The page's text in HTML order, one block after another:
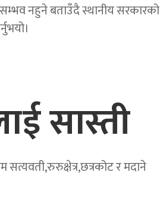
सम्भव नहुने बताउँदै स्थानीय सरकारको
सास्ती
सत्यवती,रुरुक्षेत्र,छत्रकोट र मदाने